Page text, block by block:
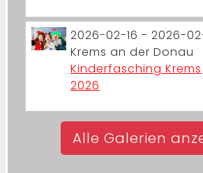
2026-02-16 - 2026-
Krems an der Donau
Kinderfasching Krems
2026
Alle Galerien